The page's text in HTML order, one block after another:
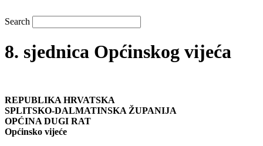
Search
8. sjednica Općinskog vijeća
REPUBLIKA HRVATSKA
SPLITSKO-DALMATINSKA ŽUPANIJA
OPĆINA DUGI RAT
Općinsko vijeće